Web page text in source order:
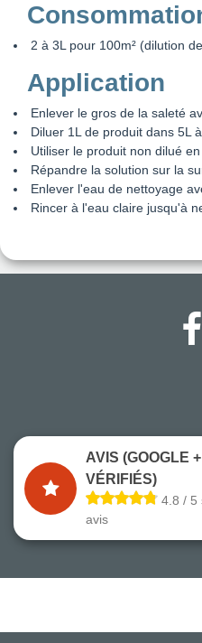
2 à 3L pour 100m² (dilution
Application
Enlever le gros de la saleté
Diluer 1L de produit dans 5L
Utiliser le produit non dilué
Répandre la solution sur la
Enlever l'eau de nettoyage
Rincer à l'eau claire jusqu'à
AVIS (GOOGLE
VÉRIFIÉS)
4.8 / 5
avis